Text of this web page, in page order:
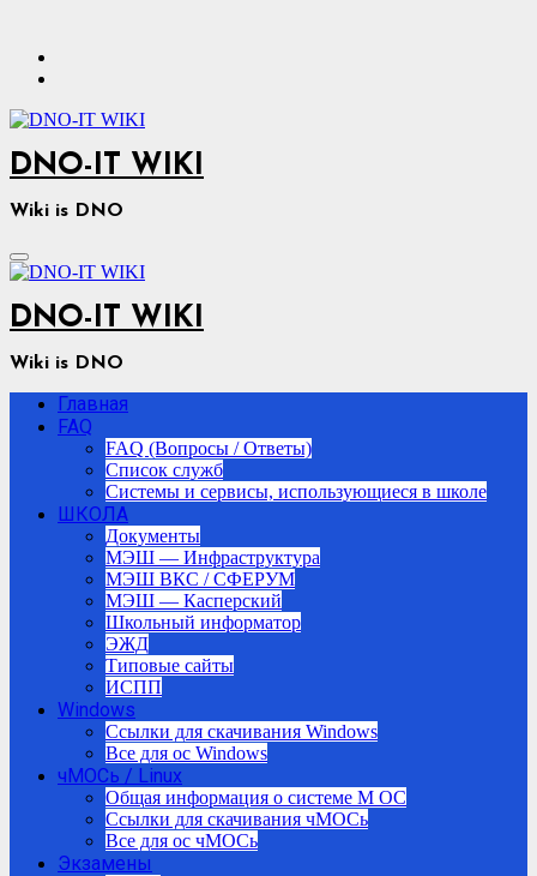
содержимому
DNO-IT WIKI
Wiki is DNO
DNO-IT WIKI
Wiki is DNO
Главная
FAQ
FAQ (Вопросы / Ответы)
Список служб
Системы и сервисы, использующиеся в школе
ШКОЛА
Документы
МЭШ — Инфраструктура
МЭШ ВКС / СФЕРУМ
МЭШ — Касперский
Школьный информатор
ЭЖД
Типовые сайты
ИСПП
Windows
Ссылки для скачивания Windows
Все для ос Windows
чМОСь / Linux
Общая информация о системе М ОС
Ссылки для скачивания чМОСь
Все для ос чМОСь
Экзамены